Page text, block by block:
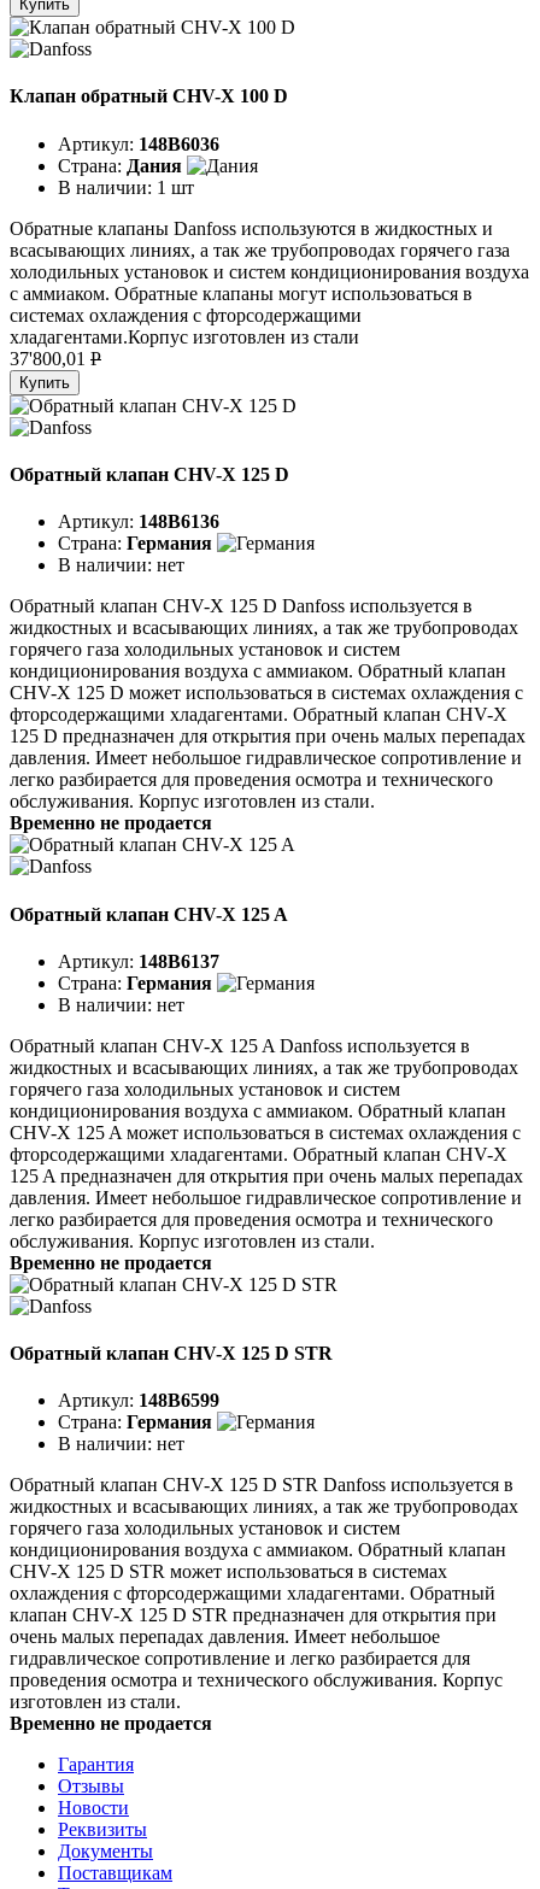
Купить
Клапан обратный CHV-X 100 D
Артикул: 148B6036
Страна: Дания
В наличии: 1 шт
Обратные клапаны Danfoss используются в жидкостных и
всасывающих линиях, а так же трубопроводах горячего газа
холодильных установок и систем кондиционирования воздуха
с аммиаком. Обратные клапаны могут использоваться в
системах охлаждения с фторсодержащими
хладагентами.Корпус изготовлен из стали
37'800,01 P
Купить
Обратный клапан CHV-X 125 D
Артикул: 148B6136
Страна: Германия
В наличии: нет
Обратный клапан CHV-X 125 D Danfoss используется в
жидкостных и всасывающих линиях, а так же трубопроводах
горячего газа холодильных установок и систем
кондиционирования воздуха с аммиаком. Обратный клапан
CHV-X 125 D может использоваться в системах охлаждения с
фторсодержащими хладагентами. Обратный клапан CHV-X
125 D предназначен для открытия при очень малых перепадах
давления. Имеет небольшое гидравлическое сопротивление и
легко разбирается для проведения осмотра и технического
обслуживания. Корпус изготовлен из стали.
Временно не продается
Обратный клапан CHV-X 125 A
Артикул: 148B6137
Страна: Германия
В наличии: нет
Обратный клапан CHV-X 125 A Danfoss используется в
жидкостных и всасывающих линиях, а так же трубопроводах
горячего газа холодильных установок и систем
кондиционирования воздуха с аммиаком. Обратный клапан
CHV-X 125 A может использоваться в системах охлаждения с
фторсодержащими хладагентами. Обратный клапан CHV-X
125 A предназначен для открытия при очень малых перепадах
давления. Имеет небольшое гидравлическое сопротивление и
легко разбирается для проведения осмотра и технического
обслуживания. Корпус изготовлен из стали.
Временно не продается
Обратный клапан CHV-X 125 D STR
Артикул: 148B6599
Страна: Германия
В наличии: нет
Обратный клапан CHV-X 125 D STR Danfoss используется в
жидкостных и всасывающих линиях, а так же трубопроводах
горячего газа холодильных установок и систем
кондиционирования воздуха с аммиаком. Обратный клапан
CHV-X 125 D STR может использоваться в системах
охлаждения с фторсодержащими хладагентами. Обратный
клапан CHV-X 125 D STR предназначен для открытия при
очень малых перепадах давления. Имеет небольшое
гидравлическое сопротивление и легко разбирается для
проведения осмотра и технического обслуживания. Корпус
изготовлен из стали.
Временно не продается
Гарантия
Отзывы
Новости
Реквизиты
Документы
Поставщикам